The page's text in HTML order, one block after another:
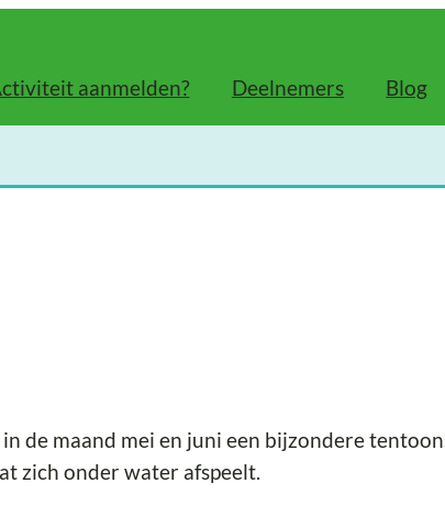
aanmelden? Deelnemers Blog
de maand mei en juni een bijzondere
zich onder water afspeelt.